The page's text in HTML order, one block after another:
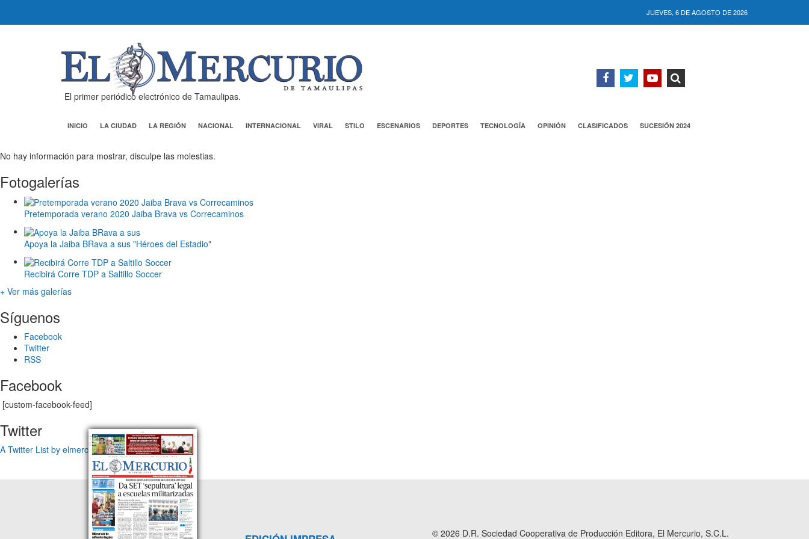
JUEVES, 6 DE AGOSTO DE 2026
El primer periódico electrónico de Tamaulipas.
INICIO LA CIUDAD LA REGIÓN NACIONAL INTERNACIONAL VIRAL STILO ESCENARIOS DEPORTES TECNOLOGÍA OPINIÓN CLASIFICADOS SUCESIÓN 2024
No hay información para mostrar, disculpe las molestias.
Fotogalerías
Pretemporada verano 2020 Jaiba Brava vs Correcaminos
Apoya la Jaiba BRava a sus "Héroes del Estadio"
Recibirá Corre TDP a Saltillo Soccer
+ Ver más galerías
Síguenos
Facebook
Twitter
RSS
Facebook
[custom-facebook-feed]
Twitter
A Twitter List by elmercuriotam
© 2026 D.R. Sociedad Cooperativa de Producción Editora, El Mercurio, S.C.L.